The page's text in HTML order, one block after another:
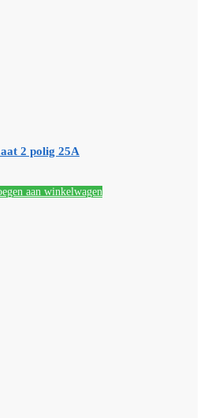
2 polig 25A
aan winkelwagen